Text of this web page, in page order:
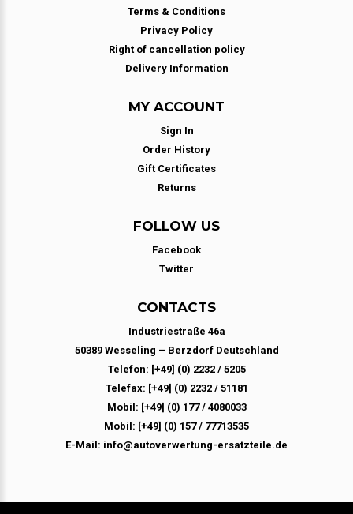
Terms & Conditions
Privacy Policy
Right of cancellation policy
Delivery Information
MY ACCOUNT
Sign In
Order History
Gift Certificates
Returns
FOLLOW US
Facebook
Twitter
CONTACTS
Industriestraße 46a
50389 Wesseling – Berzdorf Deutschland
Telefon: [+49] (0) 2232 / 5205
Telefax: [+49] (0) 2232 / 51181
Mobil: [+49] (0) 177 / 4080033
Mobil: [+49] (0) 157 / 77713535
E-Mail: info@autoverwertung-ersatzteile.de